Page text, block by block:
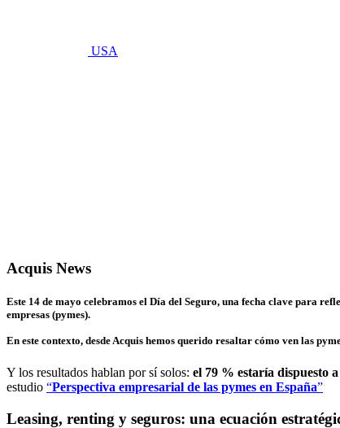
USA
Acquis News
Este 14 de mayo celebramos el Día del Seguro, una fecha clave para
empresas (pymes).
En este contexto, desde Acquis hemos querido resaltar cómo ven las
Y los resultados hablan por sí solos: el 79 % estaría dispuesto
estudio “Perspectiva empresarial de las pymes en España”
Leasing, renting y seguros: una ecuación